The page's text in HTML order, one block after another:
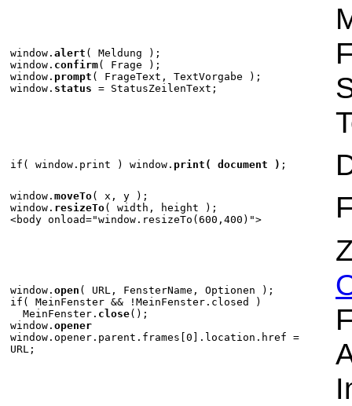
window. alert ( Meldung );
window. confirm( Frage );
window. prompt ( FrageText, TextVorgabe );
window. status = StatusZeilenText;
if( window.print ) window. print( document ) ;
window. moveTo( x, y );
window. resizeTo( width, height );
<body onload="window.resizeTo(600,400)">
window. open ( URL, FensterName, Optionen );
if( MeinFenster && !MeinFenster.closed )
MeinFenster. close();
window. opener
window.opener.parent.frames[0].location.href =
URL;